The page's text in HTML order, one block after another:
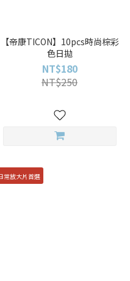
【帝康TICON】10pcs時尚棕彩
色日拋
NT$180
NT$250
常放大片首選